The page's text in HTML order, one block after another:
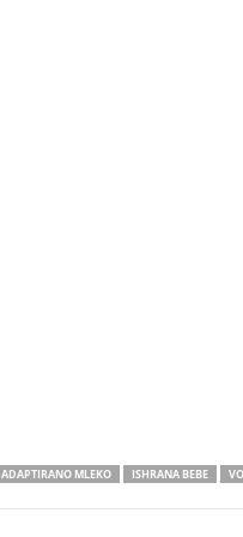
ADAPTIRANO MLEKO ISHRANA BEBE